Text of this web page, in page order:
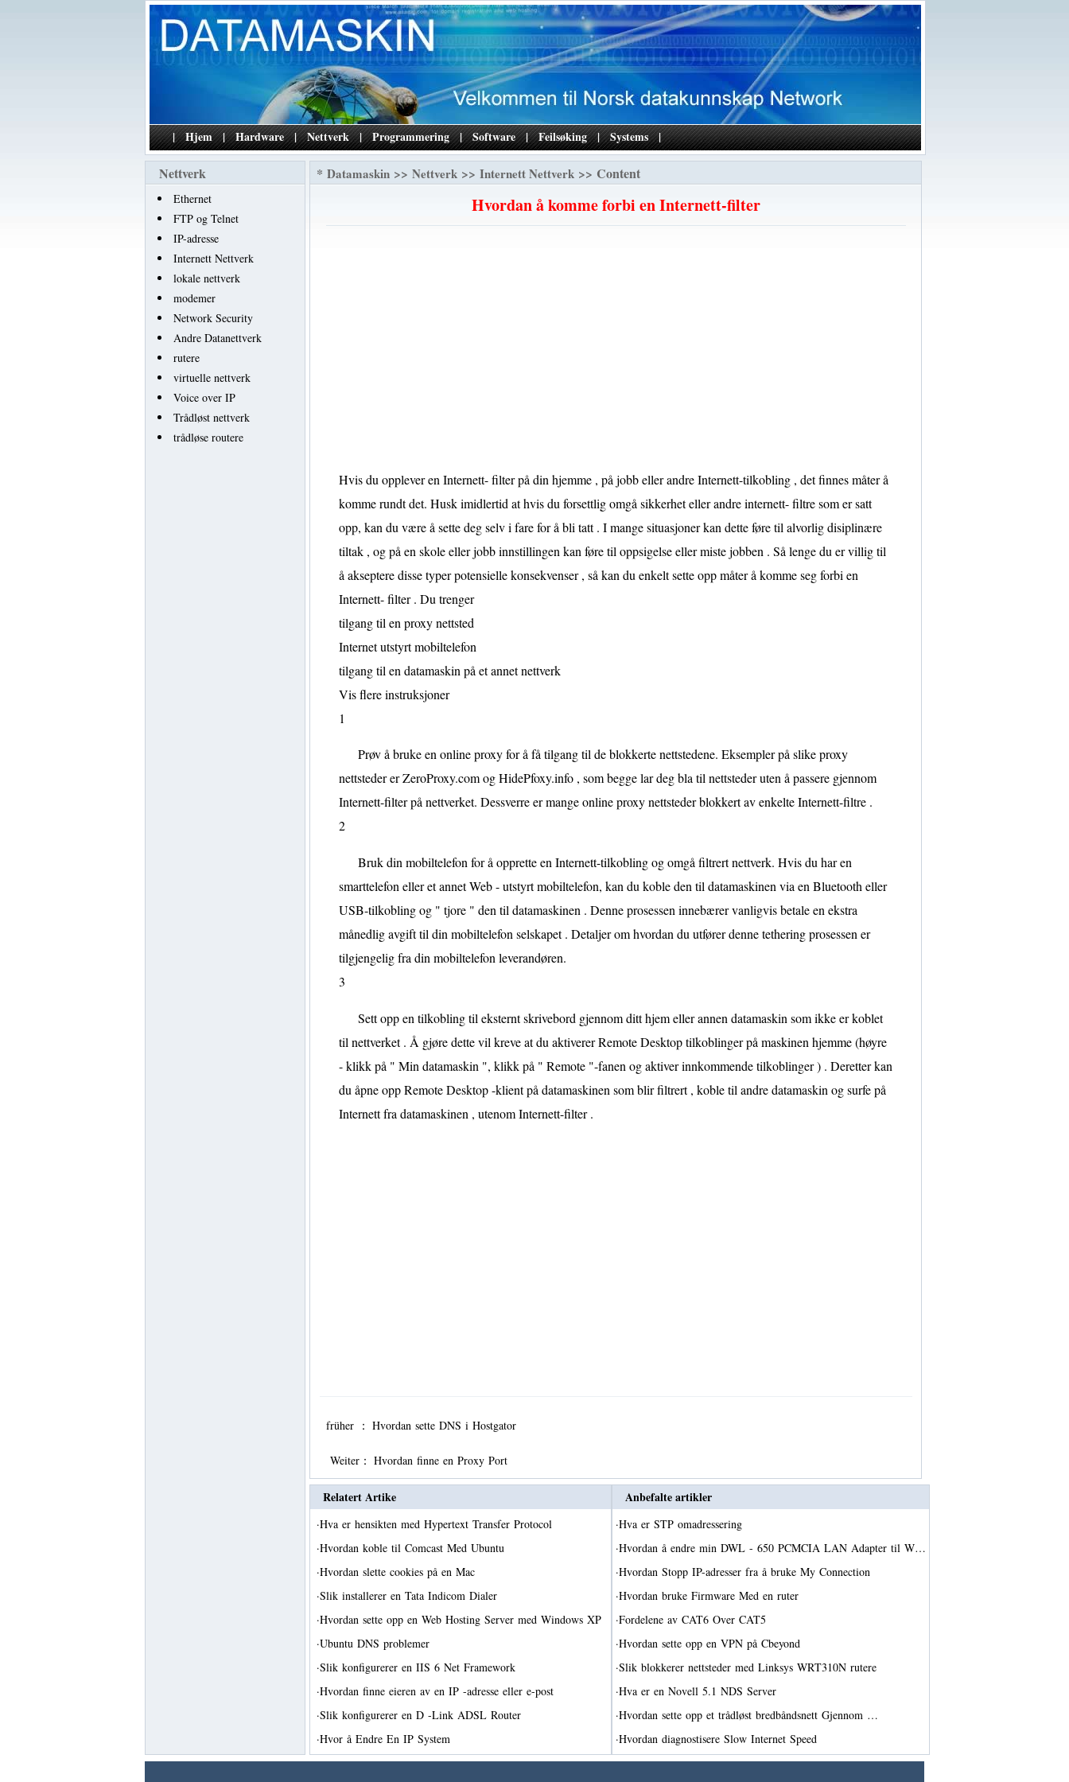
| Hjem | Hardware | Nettverk | Programmering | Software | Feilsøking | Systems |
Nettverk
Ethernet
FTP og Telnet
IP-adresse
Internett Nettverk
lokale nettverk
modemer
Network Security
Andre Datanettverk
rutere
virtuelle nettverk
Voice over IP
Trådløst nettverk
trådløse routere
* Datamaskin >> Nettverk >> Internett Nettverk >> Content
Hvordan å komme forbi en Internett-filter
Hvis du opplever en Internett- filter på din hjemme , på jobb eller andre Internett-tilkobling , det finnes måter å
komme rundt det. Husk imidlertid at hvis du forsettlig omgå sikkerhet eller andre internett- filtre som er satt
opp, kan du være å sette deg selv i fare for å bli tatt . I mange situasjoner kan dette føre til alvorlig disiplinære
tiltak , og på en skole eller jobb innstillingen kan føre til oppsigelse eller miste jobben . Så lenge du er villig til
å akseptere disse typer potensielle konsekvenser , så kan du enkelt sette opp måter å komme seg forbi en
Internett- filter . Du trenger
tilgang til en proxy nettsted
Internet utstyrt mobiltelefon
tilgang til en datamaskin på et annet nettverk
Vis flere instruksjoner
1
Prøv å bruke en online proxy for å få tilgang til de blokkerte nettstedene. Eksempler på slike proxy
nettsteder er ZeroProxy.com og HidePfoxy.info , som begge lar deg bla til nettsteder uten å passere gjennom
Internett-filter på nettverket. Dessverre er mange online proxy nettsteder blokkert av enkelte Internett-filtre .
2
Bruk din mobiltelefon for å opprette en Internett-tilkobling og omgå filtrert nettverk. Hvis du har en
smarttelefon eller et annet Web - utstyrt mobiltelefon, kan du koble den til datamaskinen via en Bluetooth eller
USB-tilkobling og " tjore " den til datamaskinen . Denne prosessen innebærer vanligvis betale en ekstra
månedlig avgift til din mobiltelefon selskapet . Detaljer om hvordan du utfører denne tethering prosessen er
tilgjengelig fra din mobiltelefon leverandøren.
3
Sett opp en tilkobling til eksternt skrivebord gjennom ditt hjem eller annen datamaskin som ikke er koblet
til nettverket . Å gjøre dette vil kreve at du aktiverer Remote Desktop tilkoblinger på maskinen hjemme (høyre
- klikk på " Min datamaskin ", klikk på " Remote "-fanen og aktiver innkommende tilkoblinger ) . Deretter kan
du åpne opp Remote Desktop -klient på datamaskinen som blir filtrert , koble til andre datamaskin og surfe på
Internett fra datamaskinen , utenom Internett-filter .
früher ： Hvordan sette DNS i Hostgator
Weiter： Hvordan finne en Proxy Port
Relatert Artike
·Hva er hensikten med Hypertext Transfer Protocol
·Hvordan koble til Comcast Med Ubuntu
·Hvordan slette cookies på en Mac
·Slik installerer en Tata Indicom Dialer
·Hvordan sette opp en Web Hosting Server med Windows XP
·Ubuntu DNS problemer
·Slik konfigurerer en IIS 6 Net Framework
·Hvordan finne eieren av en IP -adresse eller e-post
·Slik konfigurerer en D -Link ADSL Router
·Hvor å Endre En IP System
Anbefalte artikler
·Hva er STP omadressering
·Hvordan å endre min DWL - 650 PCMCIA LAN Adapter til W…
·Hvordan Stopp IP-adresser fra å bruke My Connection
·Hvordan bruke Firmware Med en ruter
·Fordelene av CAT6 Over CAT5
·Hvordan sette opp en VPN på Cbeyond
·Slik blokkerer nettsteder med Linksys WRT310N rutere
·Hva er en Novell 5.1 NDS Server
·Hvordan sette opp et trådløst bredbåndsnett Gjennom …
·Hvordan diagnostisere Slow Internet Speed ​​